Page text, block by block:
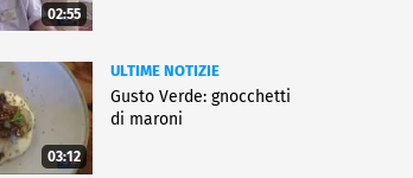
02:55
03:12
ULTIME NOTIZIE
Gusto Verde: gnocchetti
di maroni